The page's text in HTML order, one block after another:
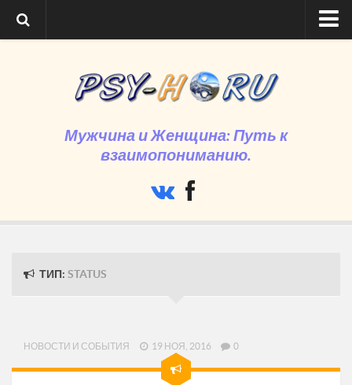
Программа
Время и место проведения
Мужчина и Женщина: Путь к
взаимопониманию.
ТИП: STATUS
НОВОСТИ И СОБЫТИЯ 19 НОЯ, 2016 0